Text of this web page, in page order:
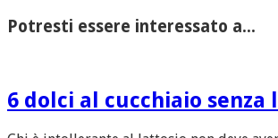
Potresti essere interessato a...
6 dolci al cucchiaio senza